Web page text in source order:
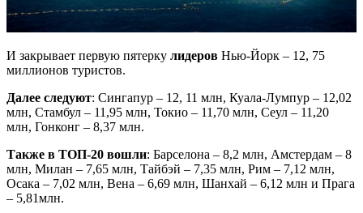
И закрывает первую пятерку лидеров Нью-Йорк – 12, 75
миллионов туристов.
Далее следуют: Сингапур – 12, 11 млн, Куала-Лумпур – 12,02
млн, Стамбул – 11,95 млн, Токио – 11,70 млн, Сеул – 11,20
млн, Гонконг – 8,37 млн.
Также в ТОП-20 вошли: Барселона – 8,2 млн, Амстердам – ​​8
млн, Милан – 7,65 млн, Тайбэй – 7,35 млн, Рим – 7,12 млн,
Осака – 7,02 млн, Вена – 6,69 млн, Шанхай – 6,12 млн и Прага
– 5,81млн.